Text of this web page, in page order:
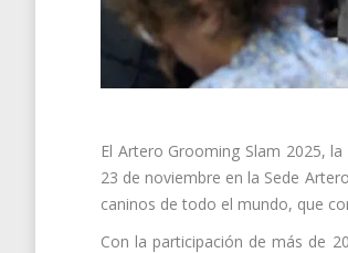
El Artero Grooming Slam 2025,
23 de noviembre en la Sede
caninos de todo el mundo, que
Con la participación de más de